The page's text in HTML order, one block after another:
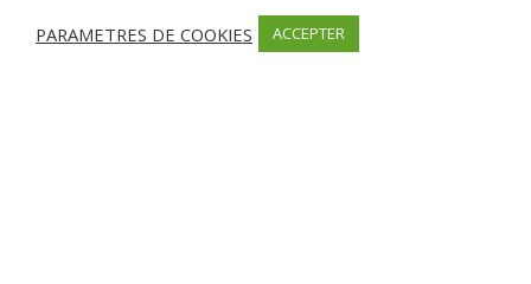
PARAMETRES DE COOKIES
ACCEPTER